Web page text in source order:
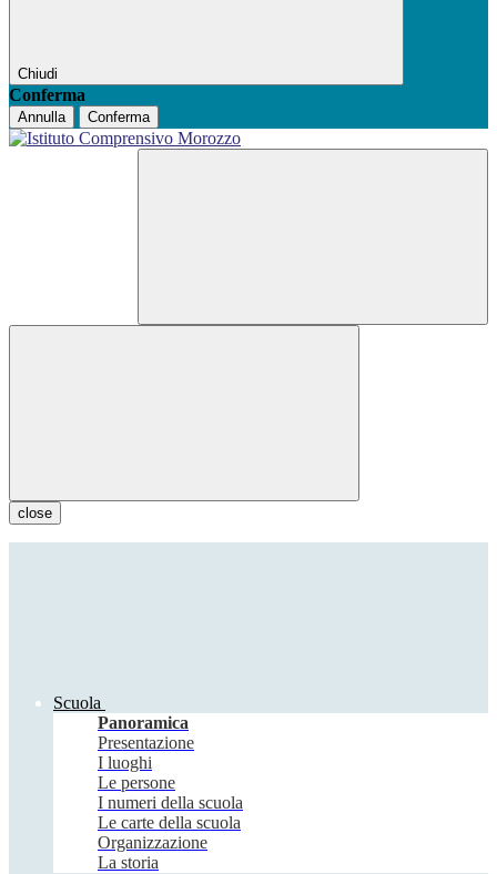
Chiudi
Conferma
Annulla Conferma
close
Scuola
Panoramica
Presentazione
I luoghi
Le persone
I numeri della scuola
Le carte della scuola
Organizzazione
La storia